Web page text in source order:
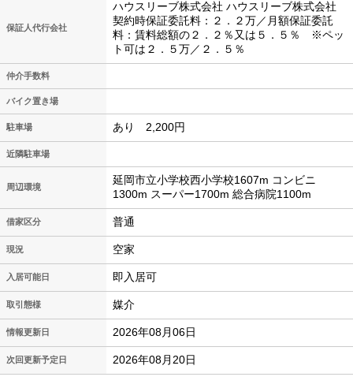
保証人代行会社
ハウスリーブ株式会社 ハウスリーブ株式会社
契約時保証委託料：２．２万／月額保証委託
料：賃料総額の２．２％又は５．５％ ※ペッ
ト可は２．５万／２．５％
仲介手数料
バイク置き場
駐車場 あり 2,200円
近隣駐車場
周辺環境
延岡市立小学校西小学校1607m コンビニ
1300m スーパー1700m 総合病院1100m
借家区分 普通
現況 空家
入居可能日 即入居可
取引態様 媒介
情報更新日 2026年08月06日
次回更新予定日 2026年08月20日